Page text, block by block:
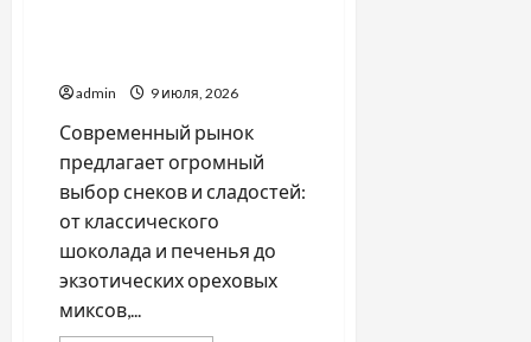
admin 9 июля, 2026
Современный рынок
предлагает огромный
выбор снеков и сладостей:
от классического
шоколада и печенья до
экзотических ореховых
миксов,...